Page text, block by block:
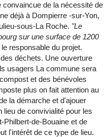
de la nécessité de
déjà à Dompierre -sur-Yon,
sous-La Roche. "Le
sur une surface de 1200
responsable du projet.
déchets. Une ouverture
usagers La commune sera
et des bénévoles
plus on fait attention au
la démarche et d'ajouer
lieu de convivialité pour les
Philbert-de-Bouaine et de
l'intérêt de ce type de lieu.